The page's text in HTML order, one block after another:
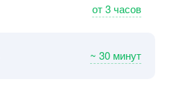
от 3 часов
~ 30 минут